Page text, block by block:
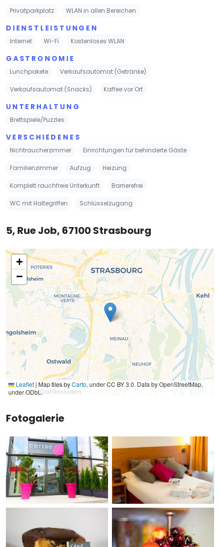
Privatparkplatz WLAN in allen Bereichen
DIENSTLEISTUNGEN
Internet Wi-Fi Kostenloses WLAN
GASTRONOMIE
Lunchpakete Verkaufsautomat (Getränke)
Verkaufsautomat (Snacks) Kaffee vor Ort
UNTERHALTUNG
Brettspiele/Puzzles
VERSCHIEDENES
Nichtraucherzimmer Einrichtungen für behinderte Gäste
Familienzimmer Aufzug Heizung
Komplett rauchfreie Unterkunft Barrierefrei
WC mit Haltegriffen Schlüsselzugang
5, Rue Job, 67100 Strasbourg
+
−
Leaflet | Map tiles byCarto, under CC BY 3.0. Data by OpenStreetMap,
under ODbL.
Fotogalerie